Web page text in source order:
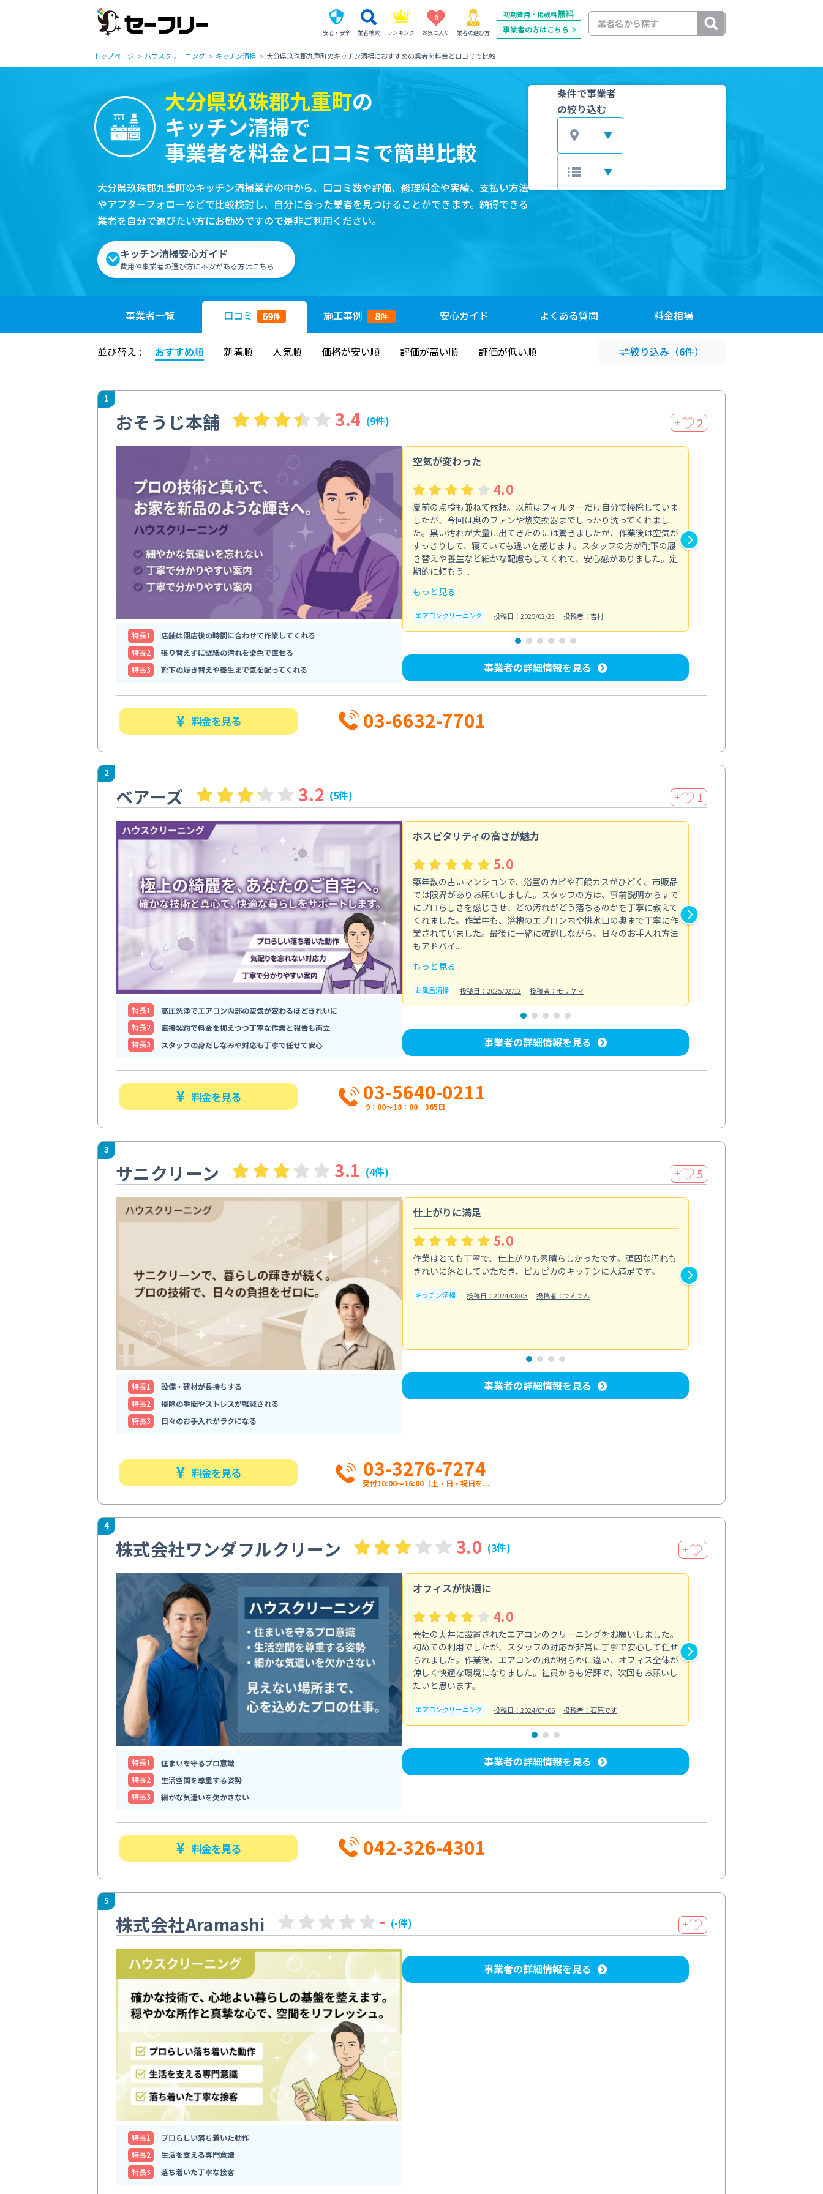
安心・安全 業者検索 ランキング
0
お気に入り 業者の選び方
初期費用・掲載料無料
事業者の方はこちら
トップページ ハウスクリーニング キッチン清掃 大分県玖珠郡九重町のキッチン清掃におすすめの業者を料金と口コミで比較
大分県玖珠郡九重町の
キッチン清掃で
事業者を料金と口コミで簡単比較
大分県玖珠郡九重町のキッチン清掃業者の中から、口コミ数や評価、修理料金や実績、支払い方法
やアフターフォローなどで比較検討し、自分に合った業者を見つけることができます。納得できる
業者を自分で選びたい方にお勧めですので是非ご利用ください。
キッチン清掃安心ガイド
費用や事業者の選び方に不安がある方はこちら
条件で事業者
の絞り込む
事業者一覧 口コミ 69件 施工事例 8件 安心ガイド よくある質問 料金相場
並び替え : おすすめ順 新着順 人気順 価格が安い順 評価が高い順 評価が低い順 絞り込み （6件）
1
おそうじ本舗 3.4 (9件) ＋ 2
特⻑1
店舗は閉店後の時間に合わせて作業してくれる
特⻑2
張り替えずに壁紙の汚れを染色で直せる
特⻑3
靴下の履き替えや養生まで気を配ってくれる
空気が変わった
4.0
夏前の点検も兼ねて依頼。以前はフィルターだけ自分で掃除していま
したが、今回は奥のファンや熱交換器までしっかり洗ってくれまし
た。黒い汚れが大量に出てきたのには驚きましたが、作業後は空気が
すっきりして、寝ていても違いを感じます。スタッフの方が靴下の履
き替えや養生など細かな配慮もしてくれて、安心感がありました。定
期的に頼もう...
もっと見る
エアコンクリーニング 投稿日：2025/02/23 投稿者：吉村
事業者の詳細情報を見る
料金を見る 03-6632-7701
2
ベアーズ 3.2 (5件) ＋ 1
特⻑1
高圧洗浄でエアコン内部の空気が変わるほどきれいに
特⻑2
直接契約で料金を抑えつつ丁寧な作業と報告も両立
特⻑3
スタッフの身だしなみや対応も丁寧で任せて安心
ホスピタリティの高さが魅力
5.0
築年数の古いマンションで、浴室のカビや石鹸カスがひどく、市販品
では限界がありお願いしました。スタッフの方は、事前説明からすで
にプロらしさを感じさせ、どの汚れがどう落ちるのかを丁寧に教えて
くれました。作業中も、浴槽のエプロン内や排水口の奥まで丁寧に作
業されていました。最後に一緒に確認しながら、日々のお手入れ方法
もアドバイ...
もっと見る
お風呂清掃 投稿日：2025/02/12 投稿者：モリヤマ
事業者の詳細情報を見る
料金を見る 03-5640-0211
9：00～18：00 365日
3
サニクリーン 3.1 (4件) ＋ 5
特⻑1
設備・建材が長持ちする
特⻑2
掃除の手間やストレスが軽減される
特⻑3
日々のお手入れがラクになる
仕上がりに満足
5.0
作業はとても丁寧で、仕上がりも素晴らしかったです。頑固な汚れも
きれいに落としていただき、ピカピカのキッチンに大満足です。
キッチン清掃 投稿日：2024/08/03 投稿者：でんでん
事業者の詳細情報を見る
料金を見る 03-3276-7274
受付10:00〜16:00（土・日・祝日を...
4
株式会社ワンダフルクリーン 3.0 (3件) ＋
特⻑1
住まいを守るプロ意識
特⻑2
生活空間を尊重する姿勢
特⻑3
細かな気遣いを欠かさない
オフィスが快適に
4.0
会社の天井に設置されたエアコンのクリーニングをお願いしました。
初めての利用でしたが、スタッフの対応が非常に丁寧で安心して任せ
られました。作業後、エアコンの風が明らかに違い、オフィス全体が
涼しく快適な環境になりました。社員からも好評で、次回もお願いし
たいと思います。
エアコンクリーニング 投稿日：2024/07/06 投稿者：石原です
事業者の詳細情報を見る
料金を見る 042-326-4301
5
株式会社Aramashi - (-件) ＋
特⻑1
プロらしい落ち着いた動作
特⻑2
生活を支える専門意識
特⻑3
落ち着いた丁寧な接客
事業者の詳細情報を見る